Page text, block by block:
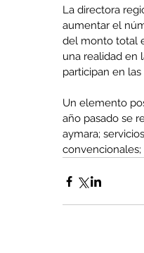
Our Recent Posts
La directora
aumentar el
del monto total
una realidad en
participan en las
Un elemento
año pasado se
aymara;